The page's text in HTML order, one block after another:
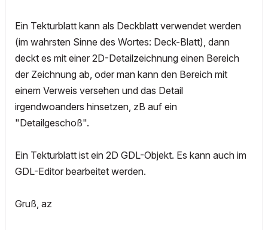
Ein Tekturblatt kann als Deckblatt verwendet werden
(im wahrsten Sinne des Wortes: Deck-Blatt), dann
deckt es mit einer 2D-Detailzeichnung einen Bereich
der Zeichnung ab, oder man kann den Bereich mit
einem Verweis versehen und das Detail
irgendwoanders hinsetzen, zB auf ein
"Detailgeschoß".
Ein Tekturblatt ist ein 2D GDL-Objekt. Es kann auch im
GDL-Editor bearbeitet werden.
Gruß, az